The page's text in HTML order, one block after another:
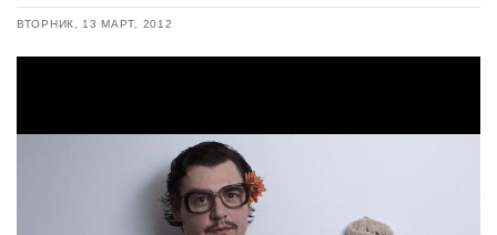
ВТОРНИК, 13 МАРТ, 2012